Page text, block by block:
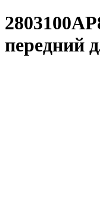
передний